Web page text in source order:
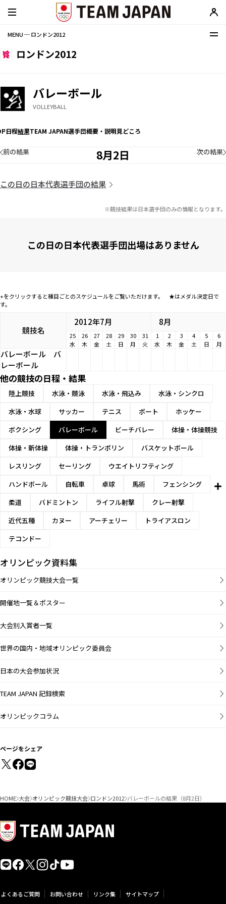
MENU ─ ロンドン2012
ロンドン2012
バレーボール
VOLLEYBALL
日程結果TEAM JAPAN選手団概要・説明見どころ
8月2日
前の結果 次の結果
この日の日本代表選手団の結果
※競技結果は日本選手団のみの情報となります。
この日の日本代表選手団出場はありません
+をクリックすると種目ごとのスケジュールをご覧いただけます。 ★はメダル決定日で
す。
競技名
2012年7月 8月
25 26 27 28 29 30 31 1 2 3 4 5
6
水
木 金 土 日 月 火 水 木 金 土 日 月
バレーボール バ
レーボール
他の競技の日程・結果
陸上競技 水泳・競泳 水泳・飛込み
水泳・シンクロ
水泳・水球
サッカー テニス ボート
ホッケー
ボクシング
バレーボール ビーチバレー
体操・体操競技
体操・新体操
体操・トランポリン
バスケットボール
レスリング
セーリング
ウエイトリフティング
ハンドボール
自転車 卓球 馬術
フェンシング
柔道
バドミントン ライフル射撃
クレー射撃
近代五種
カヌー アーチェリー
トライアスロン
テコンドー
オリンピック資料集
オリンピック競技大会一覧
開催地一覧＆ポスター
大会別入賞者一覧
世界の国内・地域オリンピック委員会
日本の大会参加状況
TEAM JAPAN 記録検索
オリンピックコラム
ページをシェア
HOME 大会 オリンピック競技大会 ロンドン2012 バレーボールの結果（8月2日）
よくあるご質問 お問い合わせ リンク集 サイトマップ